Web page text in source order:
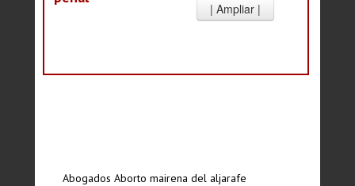
Abogados Aborto mairena del aljarafe